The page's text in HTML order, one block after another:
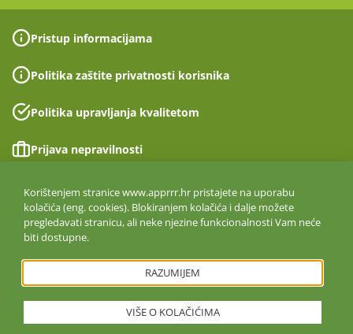
Pristup informacijama
Politika zaštite privatnosti korisnika
Politika upravljanja kvalitetom
Prijava nepravilnosti
Izjava o pristupačnosti
Politika informacijske sigurnosti
ISO 27001:2022
Copyright © 2026. Agencija za plaćanja u poljoprivredi, ribarstvu i
ruralnom razvoju
Korištenjem stranice www.apprrr.hr pristajete na uporabu
kolačića (eng. cookies). Blokiranjem kolačića i dalje možete
pregledavati stranicu, ali neke njezine funkcionalnosti Vam neće
biti dostupne.
RAZUMIJEM
VIŠE O KOLAČIĆIMA